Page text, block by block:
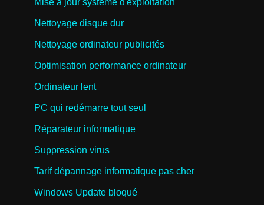
Nettoyage disque dur
Nettoyage ordinateur publicités
Optimisation performance ordinateur
Ordinateur lent
PC qui redémarre tout seul
Réparateur informatique
Suppression virus
Tarif dépannage informatique pas cher
Windows Update bloqué